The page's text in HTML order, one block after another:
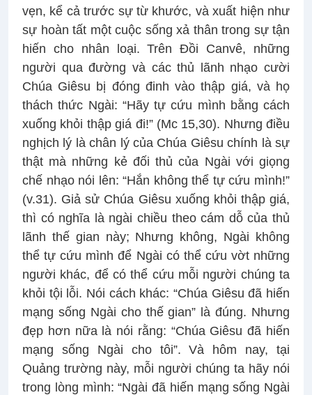
vẹn, kể cả trước sự từ khước, và xuất hiện như
sự hoàn tất một cuộc sống xả thân trong sự tận
hiến cho nhân loại. Trên Đồi Canvê, những
người qua đường và các thủ lãnh nhạo cười
Chúa Giêsu bị đóng đinh vào thập giá, và họ
thách thức Ngài: “Hãy tự cứu mình bằng cách
xuống khỏi thập giá đi!” (Mc 15,30). Nhưng điều
nghịch lý là chân lý của Chúa Giêsu chính là sự
thật mà những kẻ đối thủ của Ngài với giọng
chế nhạo nói lên: “Hắn không thể tự cứu mình!”
(v.31). Giả sử Chúa Giêsu xuống khỏi thập giá,
thì có nghĩa là ngài chiều theo cám dỗ của thủ
lãnh thế gian này; Nhưng không, Ngài không
thể tự cứu mình để Ngài có thể cứu vờt những
người khác, để có thể cứu mỗi người chúng ta
khỏi tội lỗi. Nói cách khác: “Chúa Giêsu đã hiến
mạng sống Ngài cho thế gian” là đúng. Nhưng
đẹp hơn nữa là nói rằng: “Chúa Giêsu đã hiến
mạng sống Ngài cho tôi”. Và hôm nay, tại
Quảng trường này, mỗi người chúng ta hãy nói
trong lòng mình: “Ngài đã hiến mạng sống Ngài